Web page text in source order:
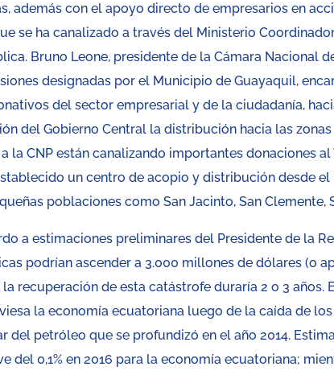
además con el apoyo directo de empresarios en
se ha canalizado a través del Ministerio
Bruno Leone, presidente de la Cámara Nacional
designadas por el Municipio de Guayaquil,
del sector empresarial y de la ciudadanía,
del Gobierno Central la distribución hacia las
la CNP están canalizando importantes donaciones
un centro de acopio y distribución desde
poblaciones como San Jacinto, San Clemente,
a estimaciones preliminares del Presidente de la
podrían ascender a 3.000 millones de dólares (o
la recuperación de esta catástrofe duraría 2 o 3 años.
la economía ecuatoriana luego de la caída de
del petróleo que se profundizó en el año 2014.
del 0,1% en 2016 para la economía ecuatoriana;